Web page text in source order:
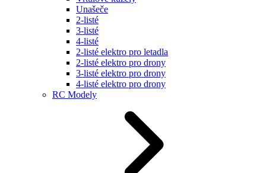
Unašeče
2-listé
3-listé
4-listé
2-listé elektro pro letadla
2-listé elektro pro drony
3-listé elektro pro drony
4-listé elektro pro drony
RC Modely